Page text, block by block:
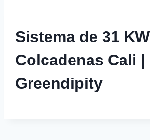
Sistema de 31 KW
Colcadenas Cali |
Greendipity